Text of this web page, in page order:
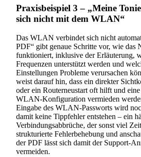
Praxisbeispiel 3 – „Meine
sich nicht mit dem WLAN“
Das WLAN verbindet sich nicht
PDF“ gibt genaue Schritte vor, wie das
funktioniert, inklusive der Erläuterung,
Frequenzen unterstützt werden und
Einstellungen Probleme verursachen
weist darauf hin, dass ein direkter
oder ein Routerneustart oft hilft und
WLAN-Konfiguration vermieden
Eingabe des WLAN-Passworts wird
damit keine Tippfehler entstehen – ein
Verbindungsabbrüche, der sonst viel
strukturierte Fehlerbehebung und
der PDF lässt sich damit der Support-
vermeiden.